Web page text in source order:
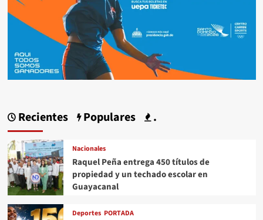
Recientes Populares .
Nacionales
Raquel Peña entrega 450 títulos de
propiedad y un techado escolar en
Guayacanal
Deportes PORTADA